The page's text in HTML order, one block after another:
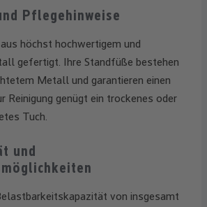
Pflegehinweise
höchst hochwertigem und
gefertigt. Ihre Standfüße bestehen
Metall und garantieren einen
Reinigung genügt ein trockenes oder
Tuch.
und
von insgesamt